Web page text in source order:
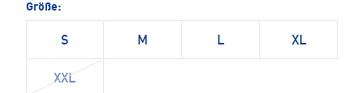
Größe:
S M L XL
XXL